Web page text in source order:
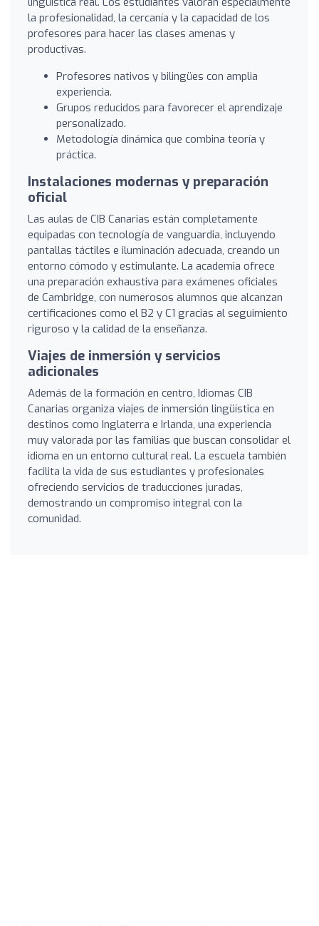
la profesionalidad, la cercanía y la capacidad de los
profesores para hacer las clases amenas y
productivas.
Profesores nativos y bilingües con amplia
experiencia.
Grupos reducidos para favorecer el aprendizaje
personalizado.
Metodología dinámica que combina teoría y
práctica.
Instalaciones modernas y preparación
oficial
Las aulas de CIB Canarias están completamente
equipadas con tecnología de vanguardia, incluyendo
pantallas táctiles e iluminación adecuada, creando un
entorno cómodo y estimulante. La academia ofrece
una preparación exhaustiva para exámenes oficiales
de Cambridge, con numerosos alumnos que alcanzan
certificaciones como el B2 y C1 gracias al seguimiento
riguroso y la calidad de la enseñanza.
Viajes de inmersión y servicios
adicionales
Además de la formación en centro, Idiomas CIB
Canarias organiza viajes de inmersión lingüística en
destinos como Inglaterra e Irlanda, una experiencia
muy valorada por las familias que buscan consolidar el
idioma en un entorno cultural real. La escuela también
facilita la vida de sus estudiantes y profesionales
ofreciendo servicios de traducciones juradas,
demostrando un compromiso integral con la
comunidad.